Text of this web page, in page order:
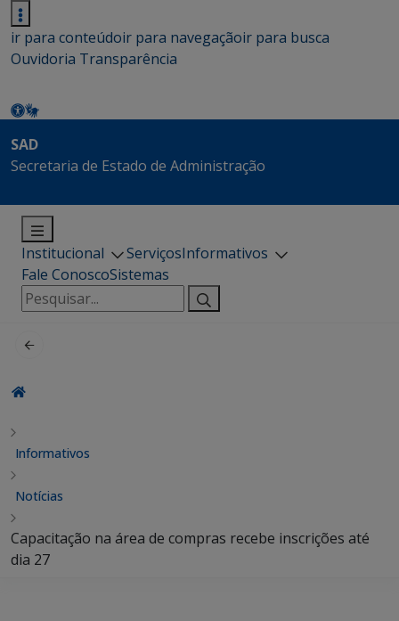
ir para conteúdoir para navegaçãoir para busca
Ouvidoria Transparência
SAD
Secretaria de Estado de Administração
Institucional ServiçosInformativos
Fale ConoscoSistemas
Pesquisar
por:
Informativos
Notícias
Capacitação na área de compras recebe inscrições até
dia 27